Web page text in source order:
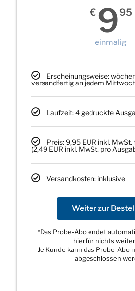
€ 995
einmalig
Erscheinungsweise:
versandfertig an jedem
Laufzeit: 4 gedruckte
Preis: 9,95 EUR inkl.
(2,49 EUR inkl. MwSt. pro
Versandkosten: inklusive
Weiter zur
*Das Probe-Abo endet
hierfür nichts
Je Kunde kann das Probe-Abo
abgeschlossen